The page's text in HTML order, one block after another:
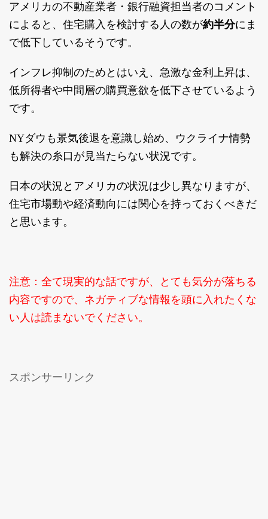
アメリカの不動産業者・銀行融資担当者のコメント
によると、住宅購入を検討する人の数が約半分にま
で低下しているそうです。
インフレ抑制のためとはいえ、急激な金利上昇は、
低所得者や中間層の購買意欲を低下させているよう
です。
NYダウも景気後退を意識し始め、ウクライナ情勢
も解決の糸口が見当たらない状況です。
日本の状況とアメリカの状況は少し異なりますが、
住宅市場動や経済動向には関心を持っておくべきだ
と思います。
注意：全て現実的な話ですが、とても気分が落ちる
内容ですので、ネガティブな情報を頭に入れたくな
い人は読まないでください。
スポンサーリンク